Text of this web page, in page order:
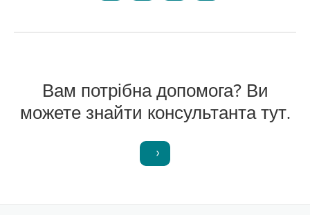
Вам потрібна допомога? Ви
можете знайти консультанта тут.